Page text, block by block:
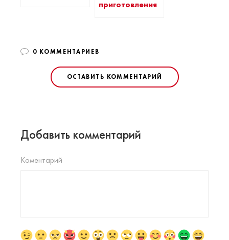
приготовления
0 КОММЕНТАРИЕВ
ОСТАВИТЬ КОММЕНТАРИЙ
Добавить комментарий
Коментарий